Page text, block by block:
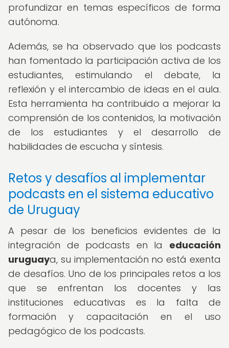
profundizar en temas específicos de forma
autónoma.
Además, se ha observado que los podcasts
han fomentado la participación activa de los
estudiantes, estimulando el debate, la
reflexión y el intercambio de ideas en el aula.
Esta herramienta ha contribuido a mejorar la
comprensión de los contenidos, la motivación
de los estudiantes y el desarrollo de
habilidades de escucha y síntesis.
Retos y desafíos al implementar
podcasts en el sistema educativo
de Uruguay
A pesar de los beneficios evidentes de la
integración de podcasts en la educación
uruguaya, su implementación no está exenta
de desafíos. Uno de los principales retos a los
que se enfrentan los docentes y las
instituciones educativas es la falta de
formación y capacitación en el uso
pedagógico de los podcasts.